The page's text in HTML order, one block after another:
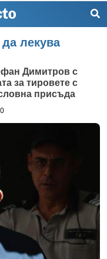
лекува
Димитров с
за тировете с
присъда
0